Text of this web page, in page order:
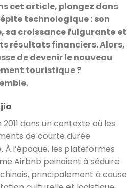
cet article, plongez dans
technologique : son
sa croissance fulgurante et
résultats financiers. Alors,
de devenir le nouveau
touristique ?
dans un contexte où les
de courte durée
À l’époque, les plateformes
Airbnb peinaient à séduire
principalement à cause